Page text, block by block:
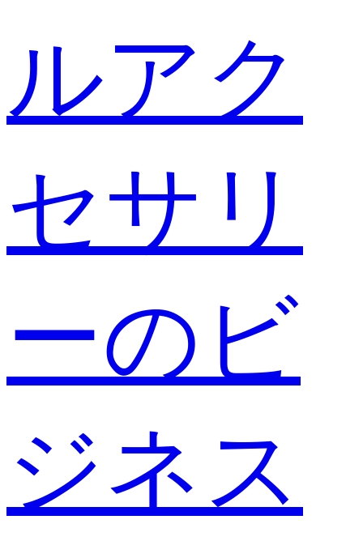
ルアク
セサリ
ーのビ
ジネス